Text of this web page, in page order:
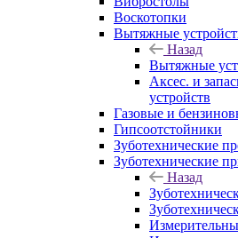
Воскотопки
Вытяжные
Назад
Вытяжные
Аксес. и
устройств
Газовые и
Гипсоотстойники
Зуботехнические
Зуботехнические
Назад